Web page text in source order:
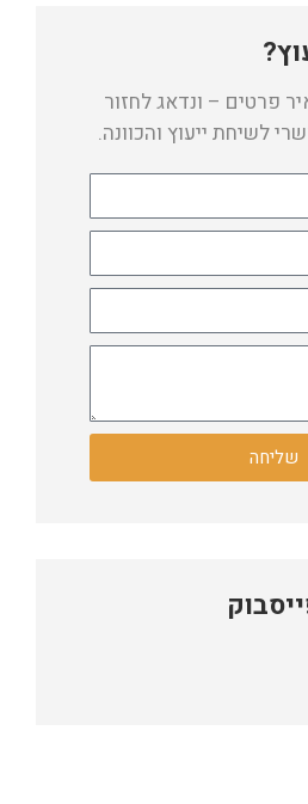
פרטים – ונדאג לחזור
לשיחת ייעוץ והכוונה.
שליחה